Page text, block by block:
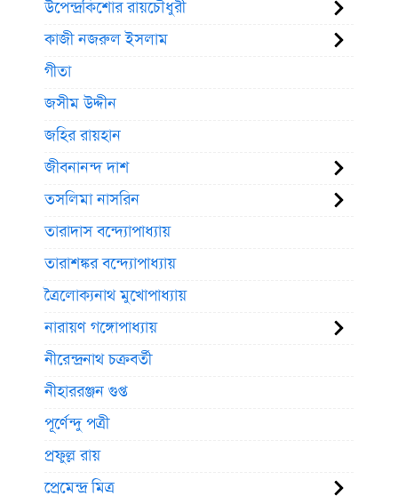
উপেন্দ্রকিশোর রায়চৌধুরী
কাজী নজরুল ইসলাম
গীতা
জসীম উদ্দীন
জহির রায়হান
জীবনানন্দ দাশ
তসলিমা নাসরিন
তারাদাস বন্দ্যোপাধ্যায়
তারাশঙ্কর বন্দ্যোপাধ্যায়
ত্রৈলোক্যনাথ মুখোপাধ্যায়
নারায়ণ গঙ্গোপাধ্যায়
নীরেন্দ্রনাথ চক্রবর্তী
নীহাররঞ্জন গুপ্ত
পূর্ণেন্দু পত্রী
প্রফুল্ল রায়
প্রেমেন্দ্র মিত্র